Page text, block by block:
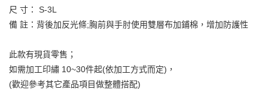
尺 寸： S-3L
備 註：背後加反光條;胸前與手肘使用雙層布加鋪棉，增加防護性
此款有現貨零售；
如需加工印繡 10~30件起(依加工方式而定)，
(歡迎參考其它產品項目做整體搭配)